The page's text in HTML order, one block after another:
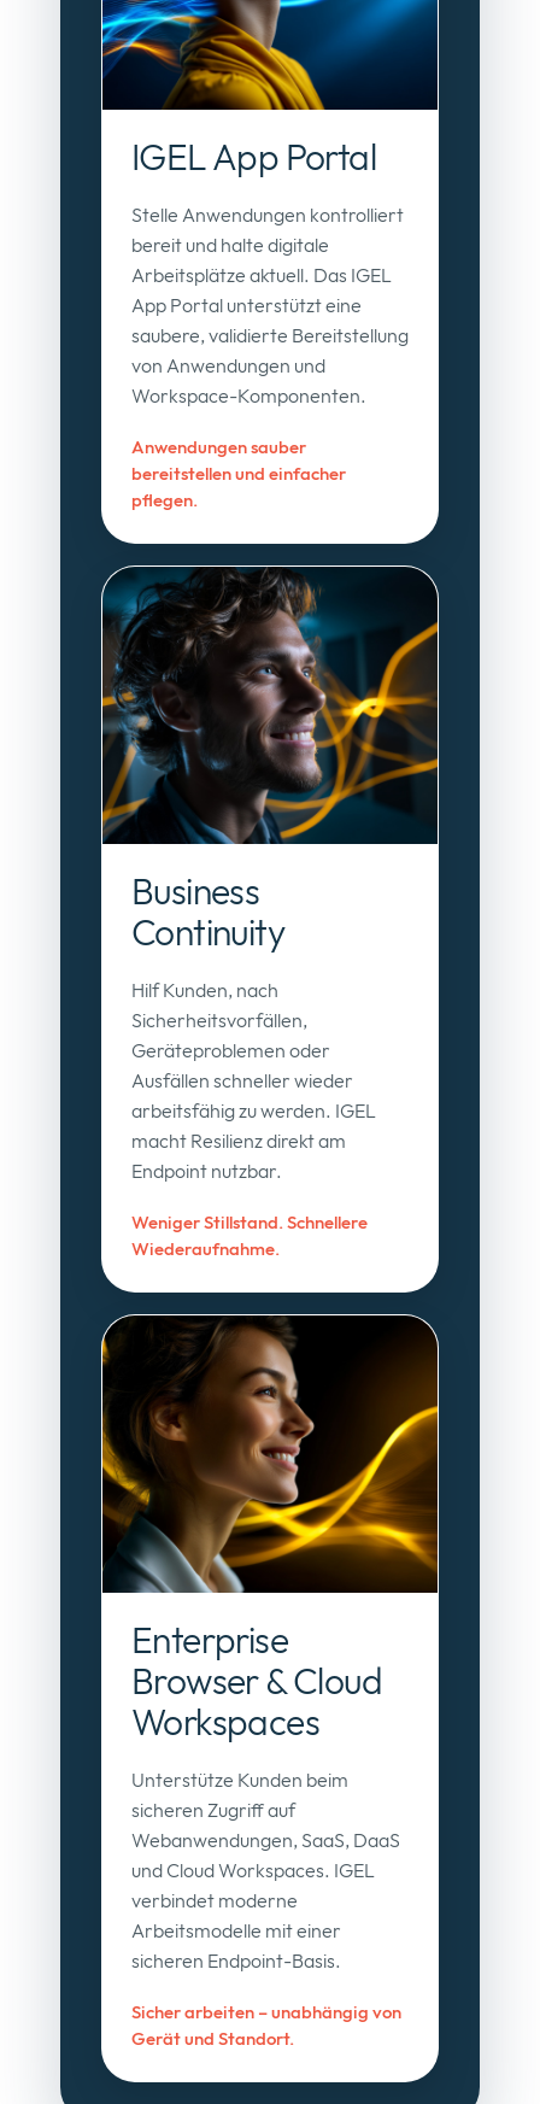
IGEL App Portal
Stelle Anwendungen kontrolliert
bereit und halte digitale
Arbeitsplätze aktuell. Das IGEL
App Portal unterstützt eine
saubere, validierte Bereitstellung
von Anwendungen und
Workspace-Komponenten.
Anwendungen sauber
bereitstellen und einfacher
pflegen.
Business
Continuity
Hilf Kunden, nach
Sicherheitsvorfällen,
Geräteproblemen oder
Ausfällen schneller wieder
arbeitsfähig zu werden. IGEL
macht Resilienz direkt am
Endpoint nutzbar.
Weniger Stillstand. Schnellere
Wiederaufnahme.
Enterprise
Browser & Cloud
Workspaces
Unterstütze Kunden beim
sicheren Zugriff auf
Webanwendungen, SaaS, DaaS
und Cloud Workspaces. IGEL
verbindet moderne
Arbeitsmodelle mit einer
sicheren Endpoint-Basis.
Sicher arbeiten – unabhängig von
Gerät und Standort.